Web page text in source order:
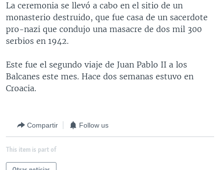
DEPORTES
CIENCIA Y SALUD
AUDIOS
FORO INTERAMERICANO
VISIÓN 360
LAS CLAVES
PANORAMA
AVANCE INFORMATIVO
AUDIONOTICIAS
BUENOS DÍAS AMÉRICA
ESTADOS UNIDOS AL DÍA
EL MUNDO AL DÍA [RADIO]
NOTA ECONÓMICA
ENTRETENIMIENTO
DIRECT
DOCUMENTALES DE LA VOA
SÍGANOS
Idiomas
La ceremonia se llevó a cabo en el sitio de un
monasterio destruido, que fue casa de un sacerdote
pro-nazi que condujo una masacre de dos mil 300
serbios en 1942.
Este fue el segundo viaje de Juan Pablo II a los
Balcanes este mes. Hace dos semanas estuvo en
Croacia.
Compartir Follow us
This item is part of